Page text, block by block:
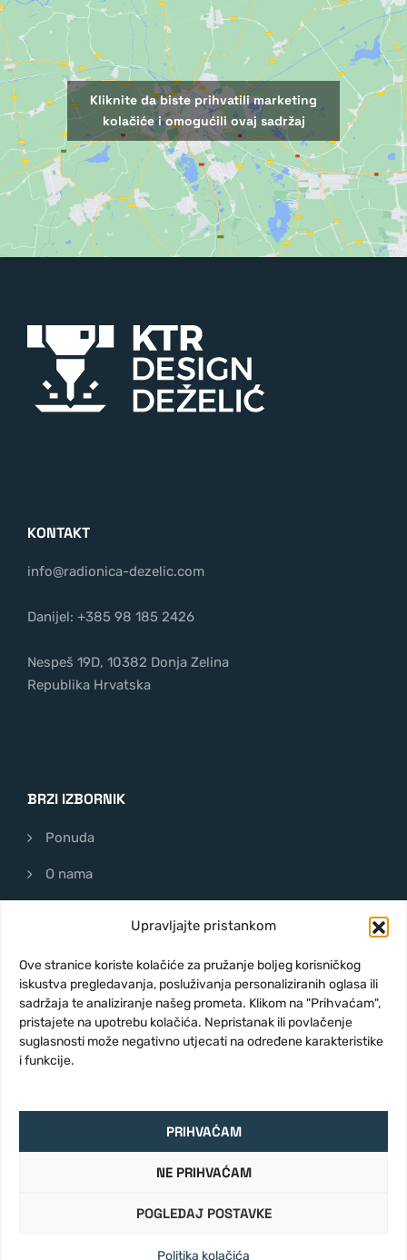
Upravljajte pristankom
Ove stranice koriste kolačiće za pružanje boljeg korisničkog
iskustva pregledavanja, posluživanja personaliziranih oglasa ili
sadržaja te analiziranje našeg prometa. Klikom na "Prihvaćam",
pristajete na upotrebu kolačića. Nepristanak ili povlačenje
suglasnosti može negativno utjecati na određene karakteristike
i funkcije.
PRIHVAĆAM
NE PRIHVAĆAM
POGLEDAJ POSTAVKE
Politika kolačića
Kliknite da biste prihvatili marketing
kolačiće i omogućili ovaj sadržaj
KONTAKT
info@radionica-dezelic.com
Danijel: +385 98 185 2426
Nespeš 19D, 10382 Donja Zelina
Republika Hrvatska
BRZI IZBORNIK
Ponuda
O nama
© 2024 KTR Design Deželić | Website by